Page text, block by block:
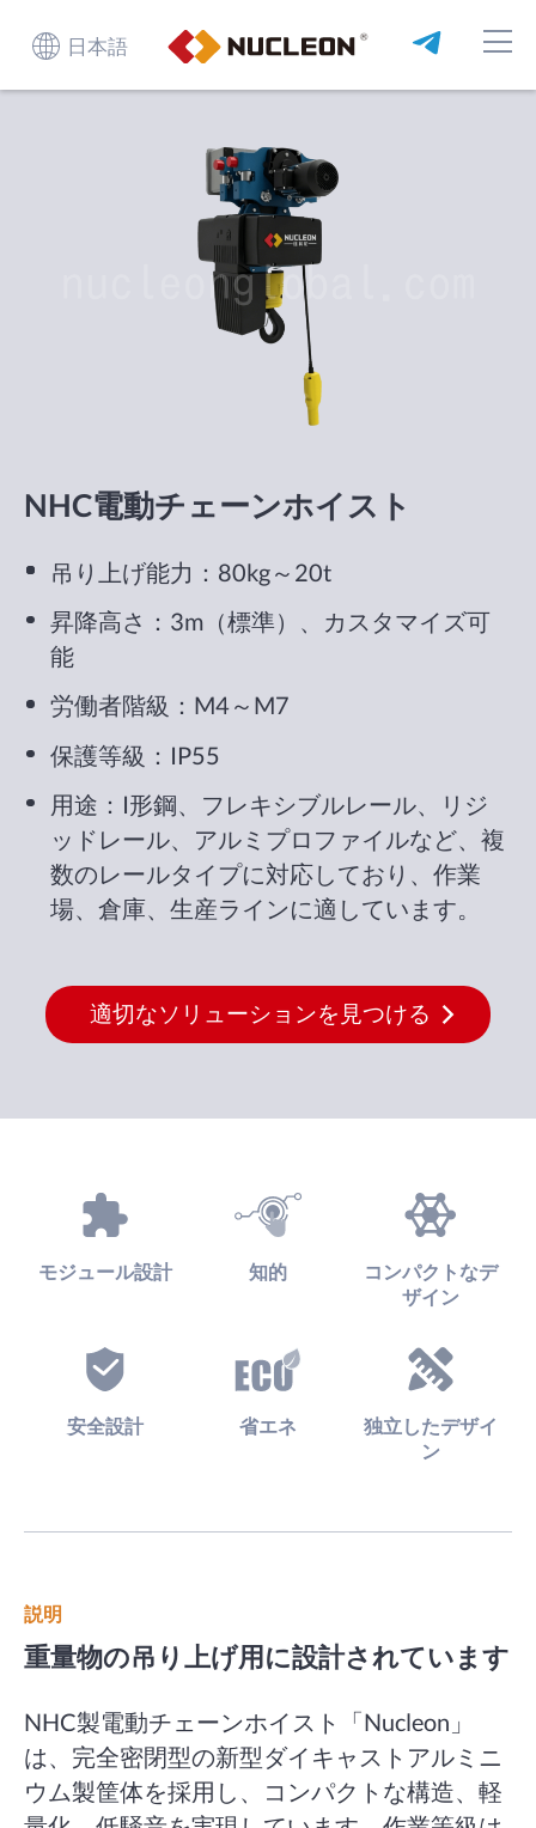
日本語
NHC電動チェーンホイスト
吊り上げ能力：80kg～20t
昇降高さ：3m（標準）、カスタマイズ可
能
労働者階級：M4～M7
保護等級：IP55
用途：I形鋼、フレキシブルレール、リジ
ッドレール、アルミプロファイルなど、複
数のレールタイプに対応しており、作業
場、倉庫、生産ラインに適しています。
適切なソリューションを見つける
モジュール設計 知的
コンパクトなデ
ザイン
安全設計 省エネ
独立したデザイ
ン
説明
重量物の吊り上げ用に設計されています
NHC製電動チェーンホイスト「Nucleon」
は、完全密閉型の新型ダイキャストアルミニ
ウム製筐体を採用し、コンパクトな構造、軽